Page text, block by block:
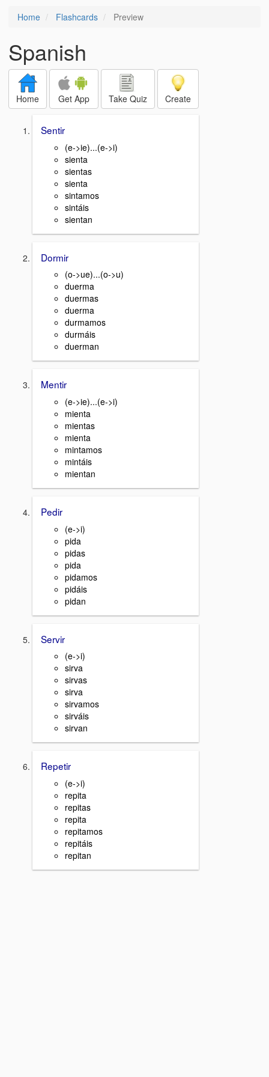
Home Flashcards Preview
Spanish
Home Get App Take Quiz Create
Sentir
(e->ie)...(e->i)
sienta
sientas
sienta
sintamos
sintáis
sientan
Dormir
(o->ue)...(o->u)
duerma
duermas
duerma
durmamos
durmáis
duerman
Mentir
(e->ie)...(e->i)
mienta
mientas
mienta
mintamos
mintáis
mientan
Pedir
(e->i)
pida
pidas
pida
pidamos
pidáis
pidan
Servir
(e->i)
sirva
sirvas
sirva
sirvamos
sirváis
sirvan
Repetir
(e->i)
repita
repitas
repita
repitamos
repitáis
repitan